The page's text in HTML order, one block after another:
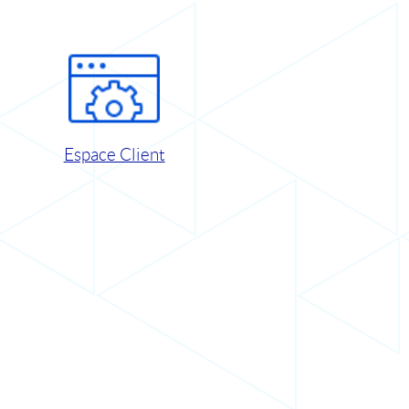
Espace Client